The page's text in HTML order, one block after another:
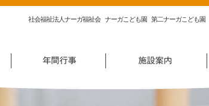
保
社会福祉法人ナーガ福祉会 ナーガこども園 第二ナーガこども園